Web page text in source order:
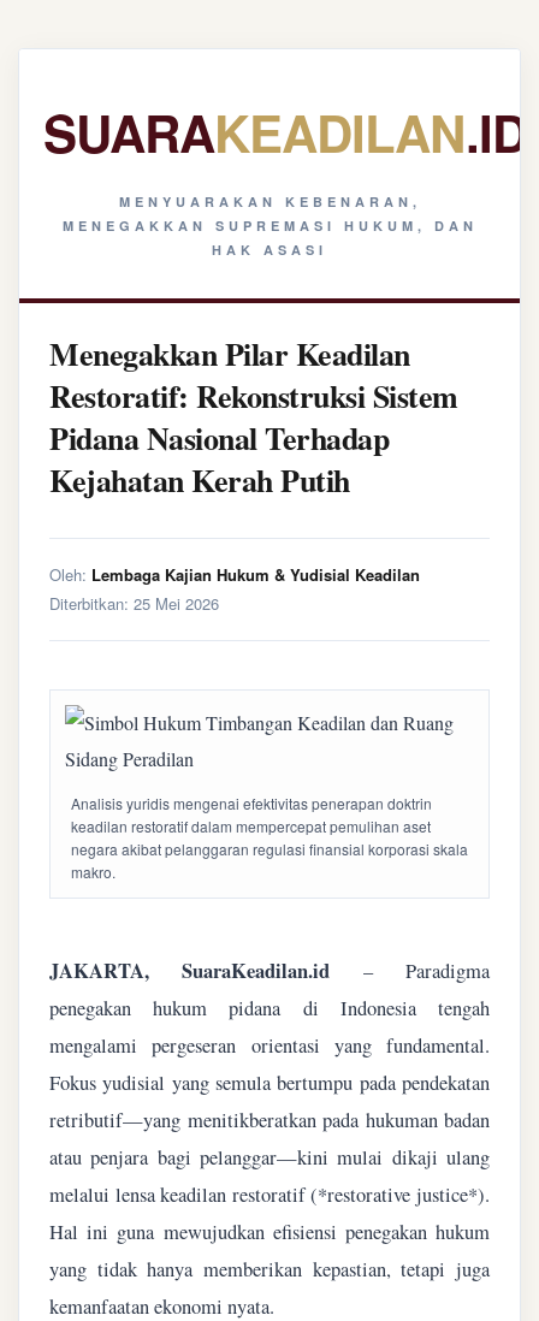
SUARAKEADILAN.ID
MENYUARAKAN KEBENARAN,
MENEGAKKAN SUPREMASI HUKUM, DAN
HAK ASASI
Menegakkan Pilar Keadilan
Restoratif: Rekonstruksi Sistem
Pidana Nasional Terhadap
Kejahatan Kerah Putih
Oleh: Lembaga Kajian Hukum & Yudisial Keadilan
Diterbitkan: 25 Mei 2026
Analisis yuridis mengenai efektivitas penerapan doktrin
keadilan restoratif dalam mempercepat pemulihan aset
negara akibat pelanggaran regulasi finansial korporasi skala
makro.
JAKARTA, SuaraKeadilan.id – Paradigma
penegakan hukum pidana di Indonesia tengah
mengalami pergeseran orientasi yang fundamental.
Fokus yudisial yang semula bertumpu pada pendekatan
retributif—yang menitikberatkan pada hukuman badan
atau penjara bagi pelanggar—kini mulai dikaji ulang
melalui lensa keadilan restoratif (*restorative justice*).
Hal ini guna mewujudkan efisiensi penegakan hukum
yang tidak hanya memberikan kepastian, tetapi juga
kemanfaatan ekonomi nyata.